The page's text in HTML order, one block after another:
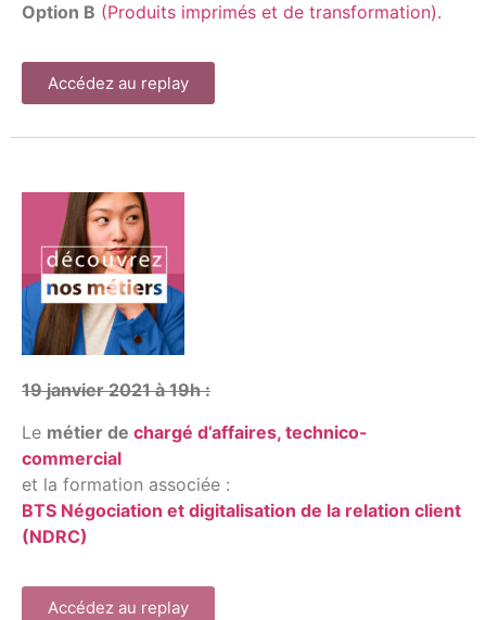
Option B (Produits imprimés et de transformation).
Accédez au replay
19 janvier 2021 à 19h :
Le métier de chargé d’affaires, technico-
commercial
et la formation associée :
BTS Négociation et digitalisation de la relation client
(NDRC)
Accédez au replay